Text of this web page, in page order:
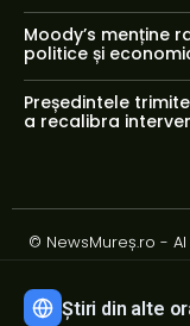
Moody’s menține
politice și
Președintele
a recalibra
© NewsMureș.ro -
Știri din alte